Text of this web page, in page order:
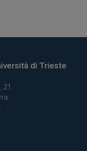
di Trieste
21